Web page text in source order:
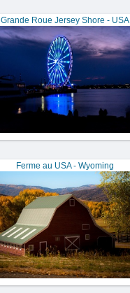
Grande Roue Jersey Shore - USA
Ferme au USA - Wyoming